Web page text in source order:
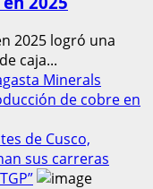
2025 logró una
caja...
Minerals
de cobre en
de Cusco,
sus carreras